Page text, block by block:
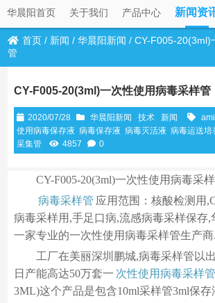
华晨阳首页 关于我们 产品中心 新闻资
首页 / 新闻 /华晨阳新闻 /CY-F005-20(3ml)
管
CY-F005-20(3ml)一次性使用病毒采样管
2020/07/28 华晨阳新闻 技术 新闻
使用病毒保存液 病毒保存液 病毒灭活液 病毒运送培
采集管
4857 0
CY-F005-20(3ml)一次性使用病毒采
病毒采样管 应用范围：核酸检测用
病毒采样用,手足口病,流感病毒采样保存,
一家专业的一次性使用病毒采样管生产商.
工厂在美丽深圳鹏城,病毒采样管以
日产能高达50万套一 次性使用病毒采样管
3ML)这个产品是包含10ml采样管3ml保存